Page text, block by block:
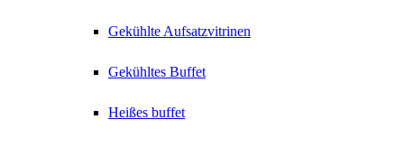
Gekühlte Aufsatzvitrinen
Gekühltes Buffet
Heißes buffet